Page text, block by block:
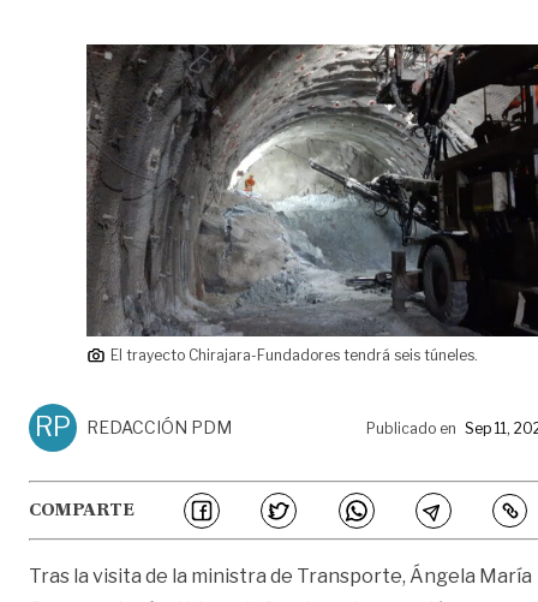
El trayecto Chirajara-Fundadores tendrá seis túneles.
RP REDACCIÓN PDM Publicado en Sep 11,
COMPARTE
Tras la visita de la ministra de Transporte, Ángela María